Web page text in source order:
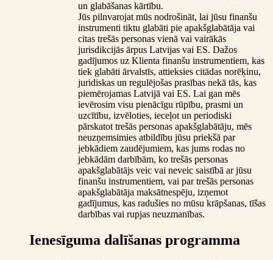
un glabāšanas kārtību.
Jūs pilnvarojat mūs nodrošināt, lai jūsu finanšu
instrumenti tiktu glabāti pie apakšglabātāja vai
citas trešās personas vienā vai vairākās
jurisdikcijās ārpus Latvijas vai ES. Dažos
gadījumos uz Klienta finanšu instrumentiem, kas
tiek glabāti ārvalstīs, attieksies citādas norēķinu,
juridiskas un regulējošas prasības nekā tās, kas
piemērojamas Latvijā vai ES. Lai gan mēs
ievērosim visu pienācīgu rūpību, prasmi un
uzcītību, izvēloties, ieceļot un periodiski
pārskatot trešās personas apakšglabātāju, mēs
neuzņemsimies atbildību jūsu priekšā par
jebkādiem zaudējumiem, kas jums rodas no
jebkādām darbībām, ko trešās personas
apakšglabātājs veic vai neveic saistībā ar jūsu
finanšu instrumentiem, vai par trešās personas
apakšglabātāja maksātnespēju, izņemot
gadījumus, kas radušies no mūsu krāpšanas, tīšas
darbības vai rupjas neuzmanības.
Ienesīguma dalīšanas programma